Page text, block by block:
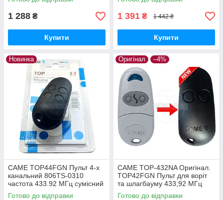
1 288 ₴
Купити
1 391 ₴ 1 442 ₴
Купити
Новинка
CAME TOP44FGN Пульт 4-х
канальний 806TS-0310
частота 433.92 МГц сумісний
з TOP-432/434, TAM та TWIN
Готово до відправки
Оригінал –4%
CAME TOP-432NA Оригінал.
TOP42FGN Пульт для воріт
та шлагбауму 433,92 МГц
Готово до відправки